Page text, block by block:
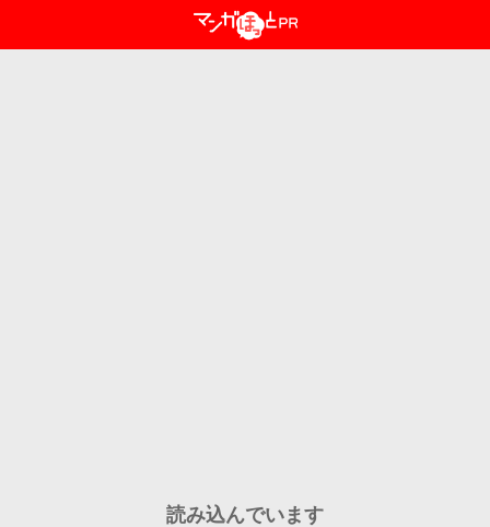
読み込んでいます